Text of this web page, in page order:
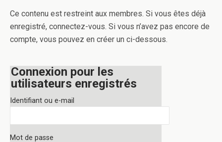
Ce contenu est restreint aux membres. Si vous êtes déjà
enregistré, connectez-vous. Si vous n’avez pas encore de
compte, vous pouvez en créer un ci-dessous.
Connexion pour les
utilisateurs enregistrés
Identifiant ou e-mail
Mot de passe